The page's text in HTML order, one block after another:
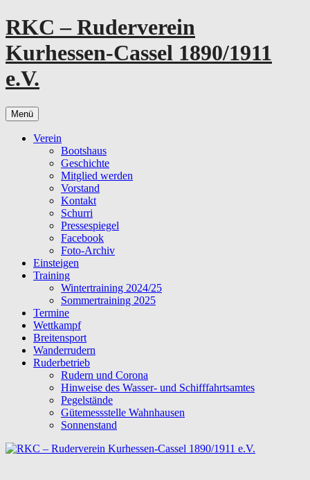
Zum
Inhalt
springen
RKC – Ruderverein
Kurhessen-Cassel 1890/1911
e.V.
Menü
Verein
Bootshaus
Geschichte
Mitglied werden
Vorstand
Kontakt
Schurri
Pressespiegel
Facebook
Foto-Archiv
Einsteigen
Training
Wintertraining 2024/25
Sommertraining 2025
Termine
Wettkampf
Breitensport
Wanderrudern
Ruderbetrieb
Rudern und Corona
Hinweise des Wasser- und Schifffahrtsamtes
Pegelstände
Gütemessstelle Wahnhausen
Sonnenstand